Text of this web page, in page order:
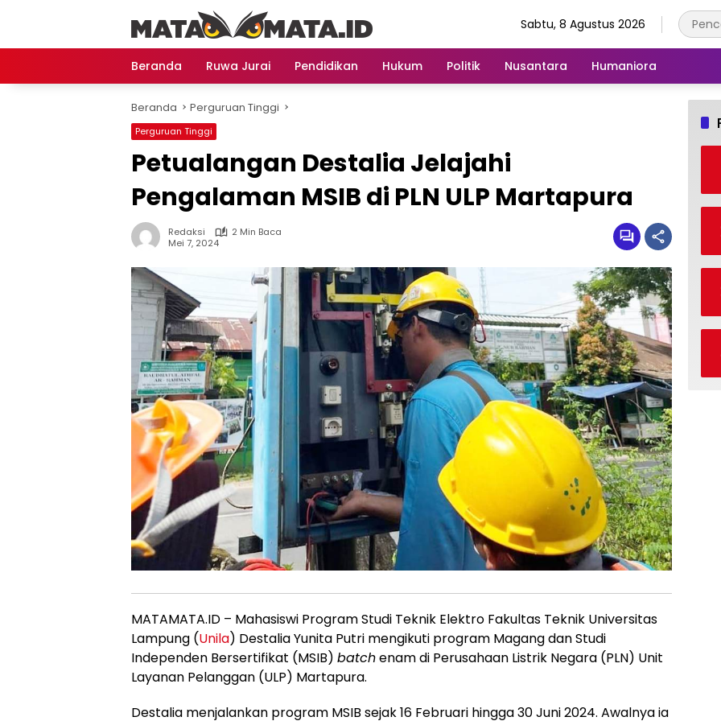
Sabtu, 8 Agustus 2026
Beranda Ruwa Jurai Pendidikan Hukum Politik Nusantara Humaniora
Beranda Perguruan Tinggi
Perguruan Tinggi
Petualangan Destalia Jelajahi
Pengalaman MSIB di PLN ULP Martapura
Redaksi
2 Min Baca
Mei 7, 2024
MATAMATA.ID – Mahasiswi Program Studi Teknik Elektro Fakultas Teknik Universitas
Lampung (Unila) Destalia Yunita Putri mengikuti program Magang dan Studi
Independen Bersertifikat (MSIB) batchenam di Perusahaan Listrik Negara (PLN) Unit
Layanan Pelanggan (ULP) Martapura.
Destalia menjalankan program MSIB sejak 16 Februari hingga 30 Juni 2024. Awalnya ia